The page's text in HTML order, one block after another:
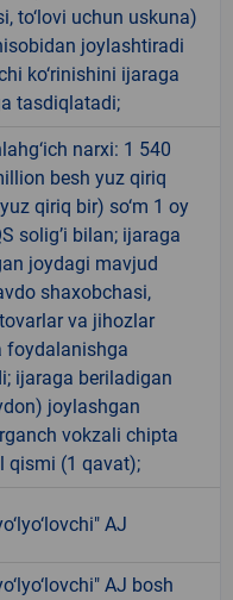
to‘lovi uchun uskuna)
joylashtiradi
ko‘rinishini ijaraga
tasdiqlatadi;
narxi: 1 540
besh yuz qiriq
qiriq bir) so‘m 1 oy
solig’i bilan; ijaraga
joydagi mavjud
shaxobchasi,
va jihozlar
foydalanishga
ijaraga beriladigan
joylashgan
vokzali chipta
qismi (1 qavat);
AJ
AJ bosh